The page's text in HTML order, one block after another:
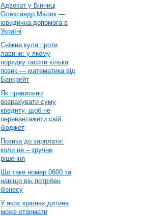
Адвокат у Вінниці
Олександр Малик —
юридична допомога в
Україні
Сніжна куля проти
лавини: у якому
порядку гасити кілька
позик — математика від
Банкрейт
Як правильно
розрахувати суму
кредиту, щоб не
перевантажити свій
бюджет
Позика до зарплати:
коли це – зручне
рішення
Що таке номер 0800 та
навіщо він потрібен
бізнесу
У яких країнах дитина
може отримати